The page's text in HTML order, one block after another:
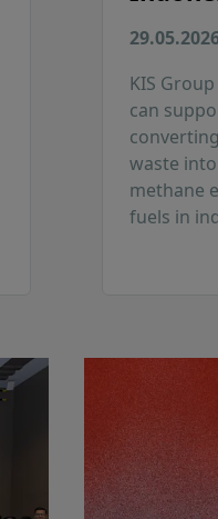
KIS
can
waste
methane
fuels in